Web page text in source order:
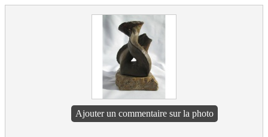
Ajouter un commentaire sur la photo